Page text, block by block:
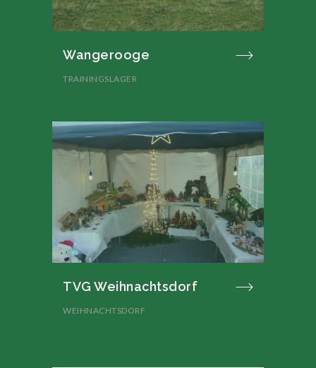
Wangerooge
TRAININGSLAGER
TVG Weihnachtsdorf
WEIHNACHTSDORF